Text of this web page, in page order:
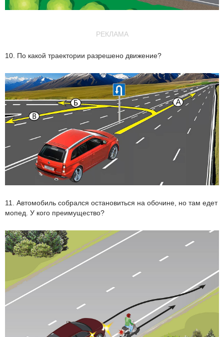
РЕКЛАМА
10. По какой траектории разрешено движение?
11. Автомобиль собрался остановиться на обочине, но там едет
мопед. У кого преимущество?